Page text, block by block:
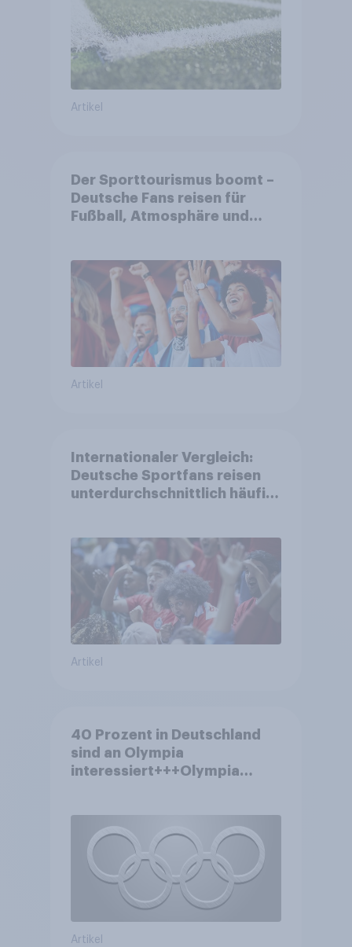
Artikel
Der Sporttourismus boomt –
Deutsche Fans reisen für
Fußball, Atmosphäre und
Artikel
Internationaler Vergleich:
Deutsche Sportfans reisen
unterdurchschnittlich häufig
Artikel
40 Prozent in Deutschland
sind an Olympia
interessiert+++Olympia
Ausrüstung+++Umsatz
rückläufig
Artikel